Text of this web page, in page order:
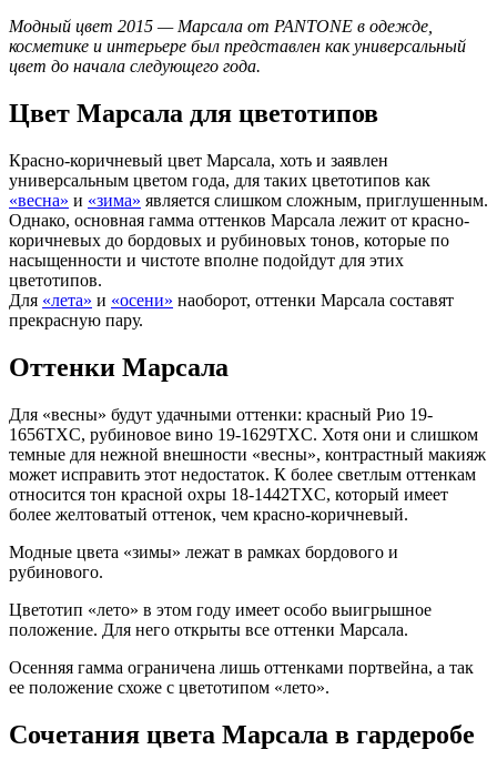
Модный цвет 2015 — Марсала от PANTONE в одежде,
косметике и интерьере был представлен как универсальный
цвет до начала следующего года.
Цвет Марсала для цветотипов
Красно-коричневый цвет Марсала, хоть и заявлен
универсальным цветом года, для таких цветотипов как
«весна» и «зима» является слишком сложным, приглушенным.
Однако, основная гамма оттенков Марсала лежит от красно-
коричневых до бордовых и рубиновых тонов, которые по
насыщенности и чистоте вполне подойдут для этих
цветотипов.
Для «лета» и «осени» наоборот, оттенки Марсала составят
прекрасную пару.
Оттенки Марсала
Для «весны» будут удачными оттенки: красный Рио 19-
1656TXC, рубиновое вино 19-1629TXC. Хотя они и слишком
темные для нежной внешности «весны», контрастный макияж
может исправить этот недостаток. К более светлым оттенкам
относится тон красной охры 18-1442TXC, который имеет
более желтоватый оттенок, чем красно-коричневый.
Модные цвета «зимы» лежат в рамках бордового и
рубинового.
Цветотип «лето» в этом году имеет особо выигрышное
положение. Для него открыты все оттенки Марсала.
Осенняя гамма ограничена лишь оттенками портвейна, а так
ее положение схоже с цветотипом «лето».
Сочетания цвета Марсала в гардеробе